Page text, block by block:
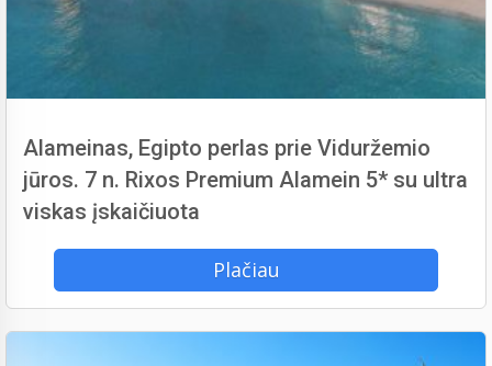
Alameinas, Egipto perlas prie Viduržemio
jūros. 7 n. Rixos Premium Alamein 5* su ultra
viskas įskaičiuota
Plačiau